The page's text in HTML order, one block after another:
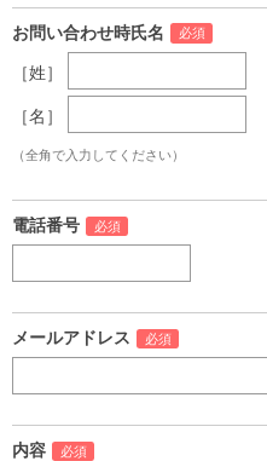
お問い合わせ時氏名
［姓］
［名］
（全角で入力してください）
電話番号
メールアドレス
内容